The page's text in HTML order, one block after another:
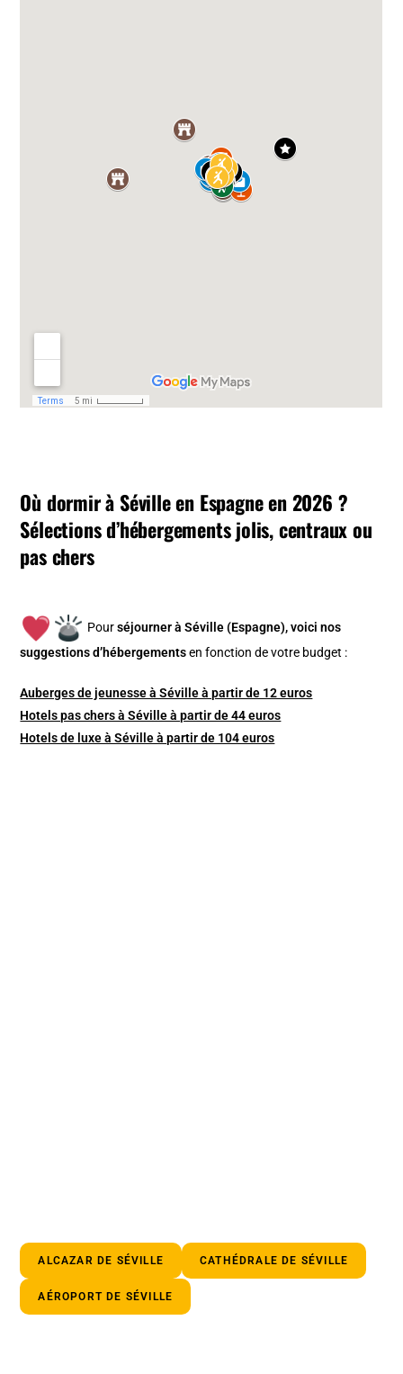
Où dormir à Séville en Espagne en 2026 ?
Sélections d’hébergements jolis, centraux ou
pas chers
Pourséjourner à Séville (Espagne), voici nos
suggestions d’hébergements en fonction de votre budget :
Auberges de jeunesse à Séville à partir de 12 euros
Hotels pas chers à Séville à partir de 44 euros
Hotels de luxe à Séville à partir de 104 euros
ALCAZAR DE SÉVILLE CATHÉDRALE DE SÉVILLE
AÉROPORT DE SÉVILLE